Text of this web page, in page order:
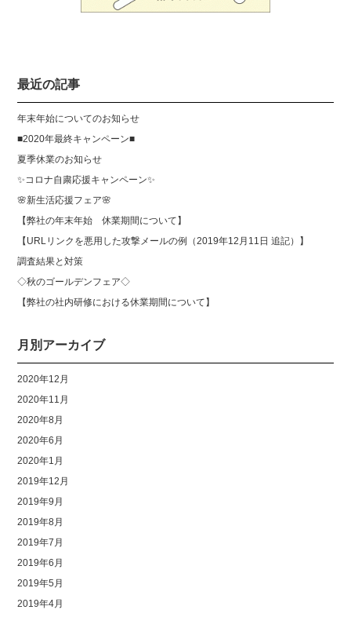
最近の記事
年末年始についてのお知らせ
■2020年最終キャンペーン■
夏季休業のお知らせ
✨コロナ自粛応援キャンペーン✨
🌸新生活応援フェア🌸
【弊社の年末年始 休業期間について】
【URLリンクを悪用した攻撃メールの例（2019年12月11日 追記）】
調査結果と対策
◇秋のゴールデンフェア◇
【弊社の社内研修における休業期間について】
月別アーカイブ
2020年12月
2020年11月
2020年8月
2020年6月
2020年1月
2019年12月
2019年9月
2019年8月
2019年7月
2019年6月
2019年5月
2019年4月